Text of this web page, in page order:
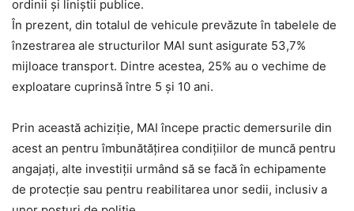
ordinii și liniștii publice.
În prezent, din totalul de vehicule prevăzute în tabelele de
înzestrarea ale structurilor MAI sunt asigurate 53,7%
mijloace transport. Dintre acestea, 25% au o vechime de
exploatare cuprinsă între 5 și 10 ani.
Prin această achiziție, MAI începe practic demersurile din
acest an pentru îmbunătățirea condițiilor de muncă pentru
angajați, alte investiții urmând să se facă în echipamente
de protecție sau pentru reabilitarea unor sedii, inclusiv a